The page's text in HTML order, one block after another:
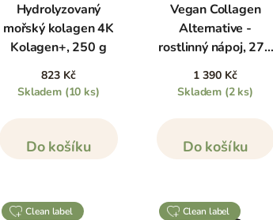
Hydrolyzovaný
mořský kolagen 4K
Kolagen+, 250 g
823 Kč
Skladem (10 ks)
Do košíku
Vegan Collagen
Alternative -
rostlinný nápoj, 270
g
1 390 Kč
Skladem (2 ks)
Do košíku
clean label clean label